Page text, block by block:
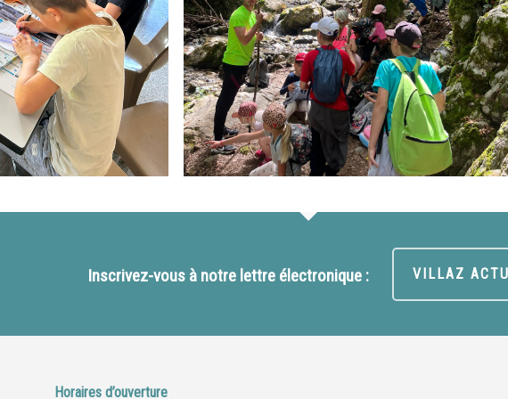
Inscrivez-vous à notre lettre électronique : VILLAZ
Horaires d’ouverture